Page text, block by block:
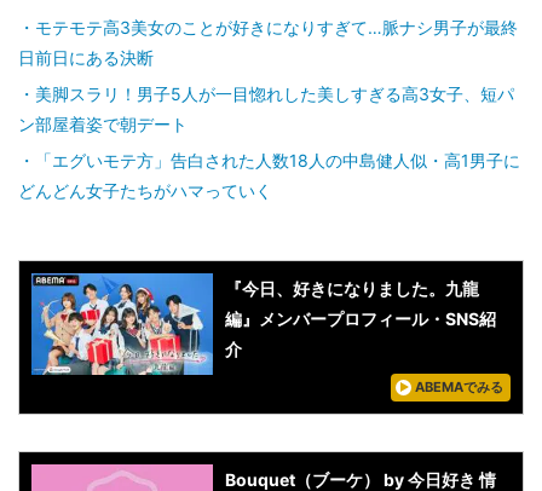
モテモテ高3美女のことが好きになりすぎて…脈ナシ男子が最終
日前日にある決断
美脚スラリ！男子5人が一目惚れした美しすぎる高3女子、短パ
ン部屋着姿で朝デート
「エグいモテ方」告白された人数18人の中島健人似・高1男子に
どんどん女子たちがハマっていく
『今日、好きになりました。九龍
編』メンバープロフィール・SNS紹
介
ABEMAでみる
Bouquet（ブーケ） by 今日好き 情